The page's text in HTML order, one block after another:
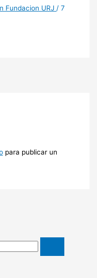
Fundacion URJ /7
para publicar un